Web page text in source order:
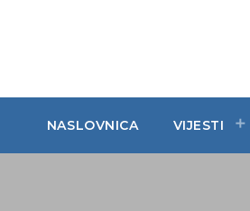
NASLOVNICA VIJESTI